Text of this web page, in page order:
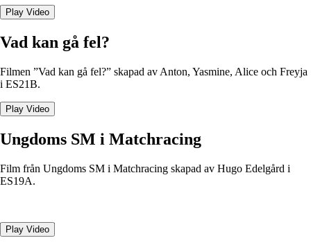
Play Video
Vad kan gå fel?
Filmen ”Vad kan gå fel?” skapad av Anton, Yasmine, Alice och Freyja
i ES21B.
Play Video
Ungdoms SM i Matchracing
Film från Ungdoms SM i Matchracing skapad av Hugo Edelgård i
ES19A.
Play Video